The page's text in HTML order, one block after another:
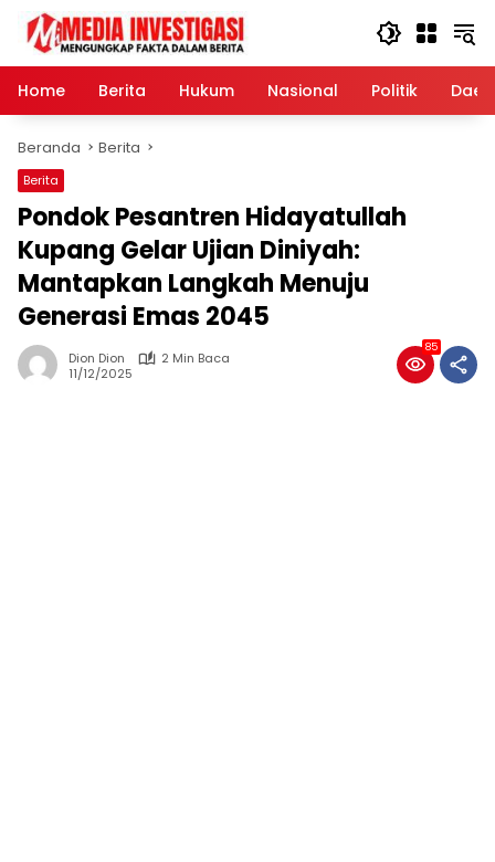
Langsung
konten
Home
Berita Hukum Nasional Politik
Beranda Berita
Berita
Pondok Pesantren Hidayatullah
Kupang Gelar Ujian Diniyah:
Mantapkan Langkah Menuju
Generasi Emas 2045
Dion Dion
2 Min Baca
11/12/2025
85